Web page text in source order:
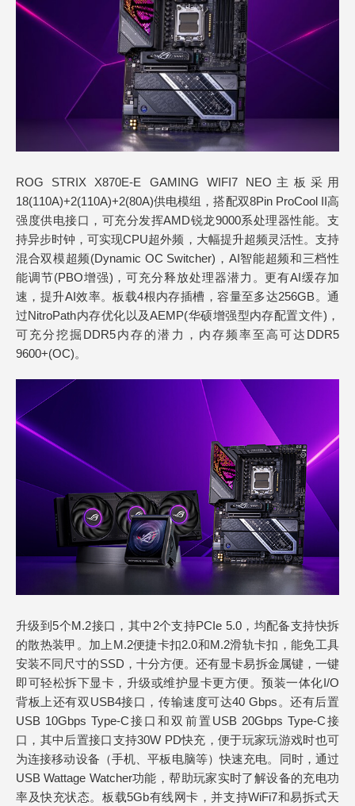
ROG STRIX X870E-E GAMING WIFI7 NEO主板采用
18(110A)+2(110A)+2(80A)供电模组，搭配双8Pin ProCool II高
强度供电接口，可充分发挥AMD锐龙9000系处理器性能。支
持异步时钟，可实现CPU超外频，大幅提升超频灵活性。支持
混合双模超频(Dynamic OC Switcher)，AI智能超频和三档性
能调节(PBO增强)，可充分释放处理器潜力。更有AI缓存加
速，提升AI效率。板载4根内存插槽，容量至多达256GB。通
过NitroPath内存优化以及AEMP(华硕增强型内存配置文件)，
可充分挖掘DDR5内存的潜力，内存频率至高可达DDR5
9600+(OC)。
升级到5个M.2接口，其中2个支持PCIe 5.0，均配备支持快拆
的散热装甲。加上M.2便捷卡扣2.0和M.2滑轨卡扣，能免工具
安装不同尺寸的SSD，十分方便。还有显卡易拆金属键，一键
即可轻松拆下显卡，升级或维护显卡更方便。预装一体化I/O
背板上还有双USB4接口，传输速度可达40 Gbps。还有后置
USB 10Gbps Type-C接口和双前置USB 20Gbps Type-C接
口，其中后置接口支持30W PD快充，便于玩家玩游戏时也可
为连接移动设备（手机、平板电脑等）快速充电。同时，通过
USB Wattage Watcher功能，帮助玩家实时了解设备的充电功
率及快充状态。板载5Gb有线网卡，并支持WiFi7和易拆式天